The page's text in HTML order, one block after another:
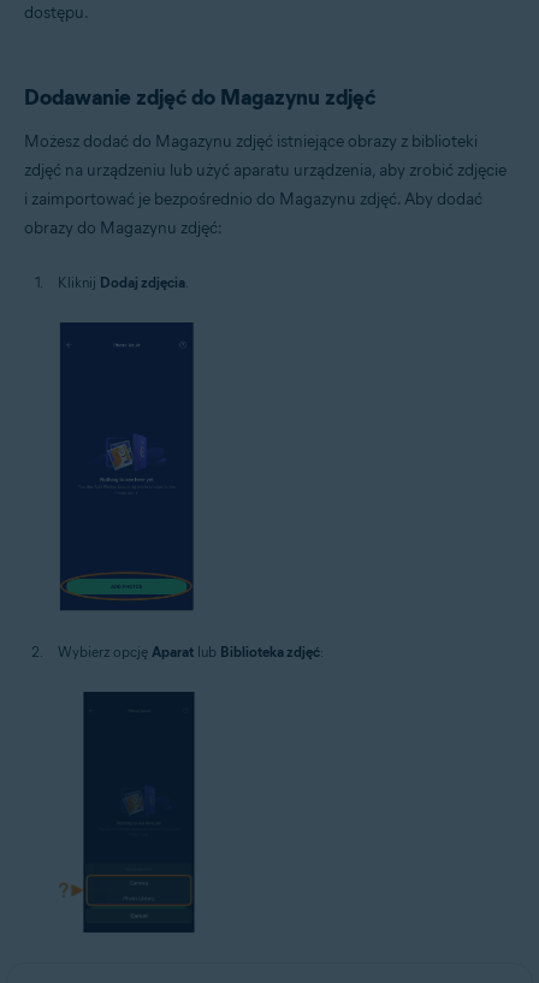
dostępu.
Dodawanie zdjęć do Magazynu zdjęć
Możesz dodać do Magazynu zdjęć istniejące obrazy z biblioteki
zdjęć na urządzeniu lub użyć aparatu urządzenia, aby zrobić zdjęcie
i zaimportować je bezpośrednio do Magazynu zdjęć. Aby dodać
obrazy do Magazynu zdjęć:
Kliknij Dodaj zdjęcia
Wybierz opcję Aparat lub Biblioteka zdjęć: